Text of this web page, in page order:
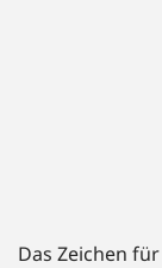
Das Zeichen